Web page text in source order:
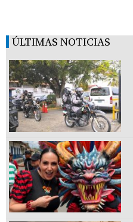
ÚLTIMAS NOTICIAS